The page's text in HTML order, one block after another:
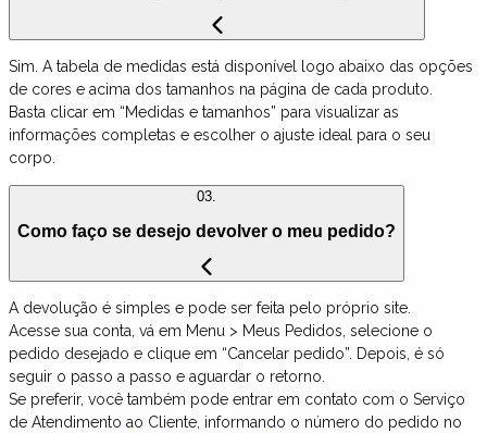
Sim. A tabela de medidas está disponível logo abaixo das opções
de cores e acima dos tamanhos na página de cada produto.
Basta clicar em “Medidas e tamanhos” para visualizar as
informações completas e escolher o ajuste ideal para o seu
corpo.
03.
Como faço se desejo devolver o meu pedido?
A devolução é simples e pode ser feita pelo próprio site.
Acesse sua conta, vá em Menu > Meus Pedidos, selecione o
pedido desejado e clique em “Cancelar pedido”. Depois, é só
seguir o passo a passo e aguardar o retorno.
Se preferir, você também pode entrar em contato com o Serviço
de Atendimento ao Cliente, informando o número do pedido no